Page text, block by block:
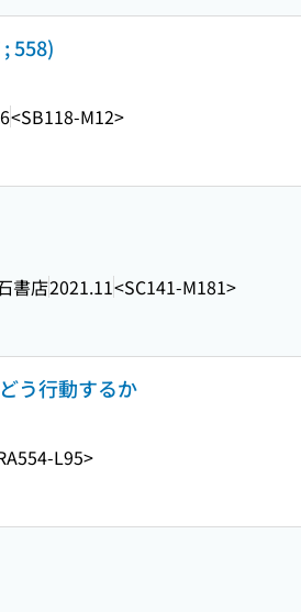
558)
<SB118-M12>
書店2021.11<SC141-M181>
う行動するか
L95>